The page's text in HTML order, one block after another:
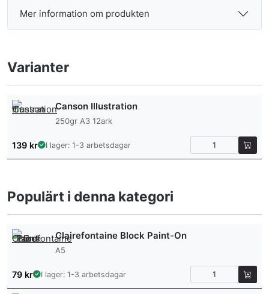
Mer information om produkten
Varianter
Canson Illustration
250gr A3 12ark
139 kr I lager: 1-3 arbetsdagar
Populärt i denna kategori
Clairefontaine Block Paint-On
A5
79 kr I lager: 1-3 arbetsdagar